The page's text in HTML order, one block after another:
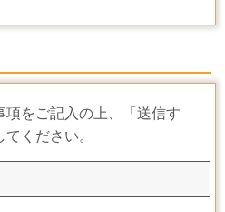
項をご記入の上、「送信す
ください。